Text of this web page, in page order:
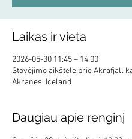
Laikas ir vieta
2026-05-30 11:45 – 14:00
Stovėjimo aikštelė prie Akrafjall
Akranes, Iceland
Daugiau apie renginį